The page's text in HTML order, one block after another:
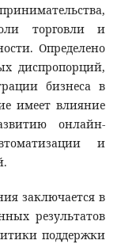
торговли и
Определено
диспропорций,
бизнеса в
имеет влияние
онлайн-
и
заключается в
результатов
поддержки